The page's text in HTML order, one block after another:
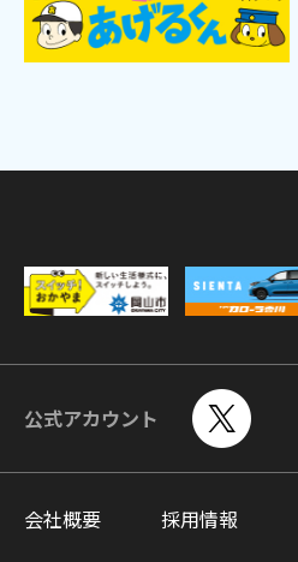
公式アカウント
会社概要 採用情報